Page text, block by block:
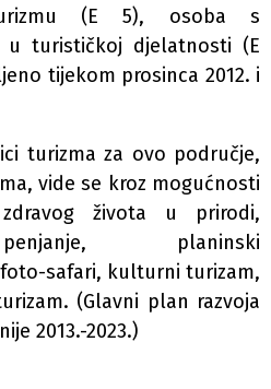
(E 5), osoba s
u turističkoj djelatnosti (E
tijekom prosinca 2012. i
turizma za ovo područje,
vide se kroz mogućnosti
života u prirodi,
planinski
safari, kulturni turizam,
(Glavni plan razvoja
2013.-2023.)